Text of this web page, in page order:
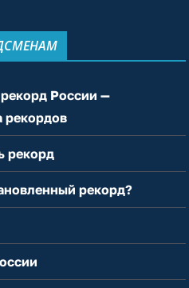
России —
рекордов
рекорд
рекорд?